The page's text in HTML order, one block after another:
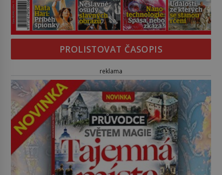
PROLISTOVAT ČASOPIS
reklama